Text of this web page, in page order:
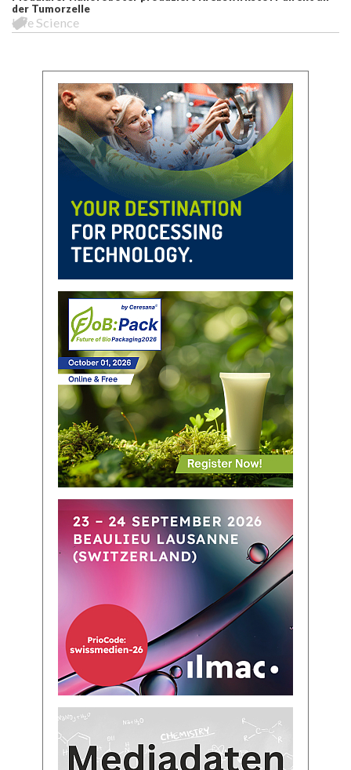
der Tumorzelle
Life Science